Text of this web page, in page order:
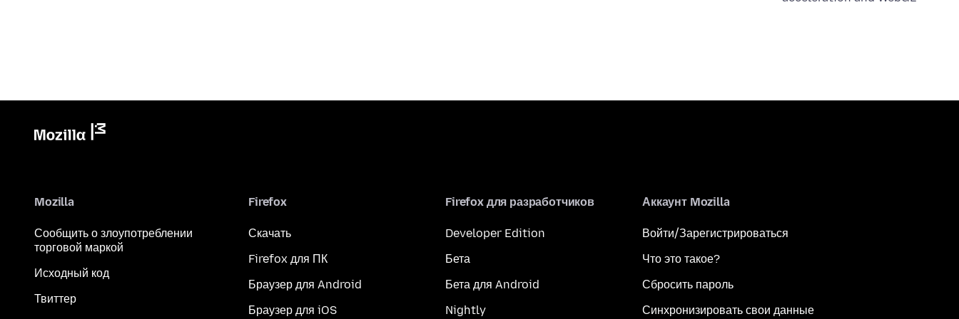
Mozilla
Сообщить о злоупотреблении
торговой маркой
Исходный код
Твиттер
Firefox
Скачать
Firefox для ПК
Браузер для Android
Браузер для iOS
Firefox для разработчиков
Developer Edition
Бета
Бета для Android
Nightly
Аккаунт Mozilla
Войти/Зарегистрироваться
Что это такое?
Сбросить пароль
Синхронизировать свои данные